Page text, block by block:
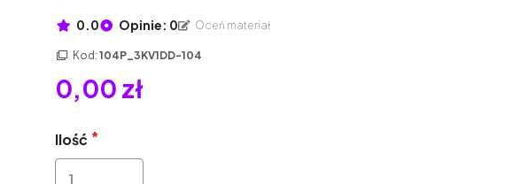
0.0 Opinie: 0 Oceń materiał
Kod:104P_3KV1DD-104
0,00 zł
Ilość